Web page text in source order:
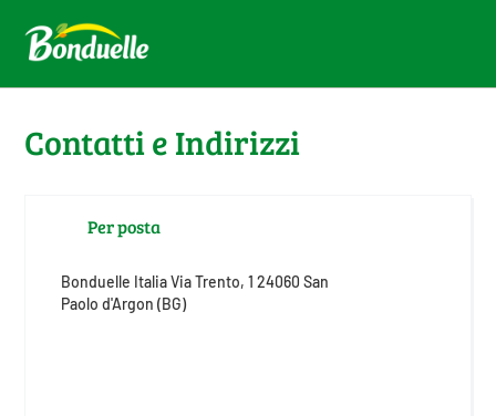
Contatti e Indirizzi
Per posta
Bonduelle Italia Via Trento, 1 24060 San
Paolo d'Argon (BG)